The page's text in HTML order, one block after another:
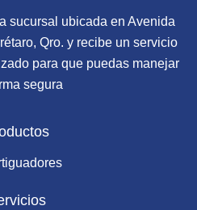
sucursal ubicada en Avenida
Qro. y recibe un servicio
para que puedas manejar
segura